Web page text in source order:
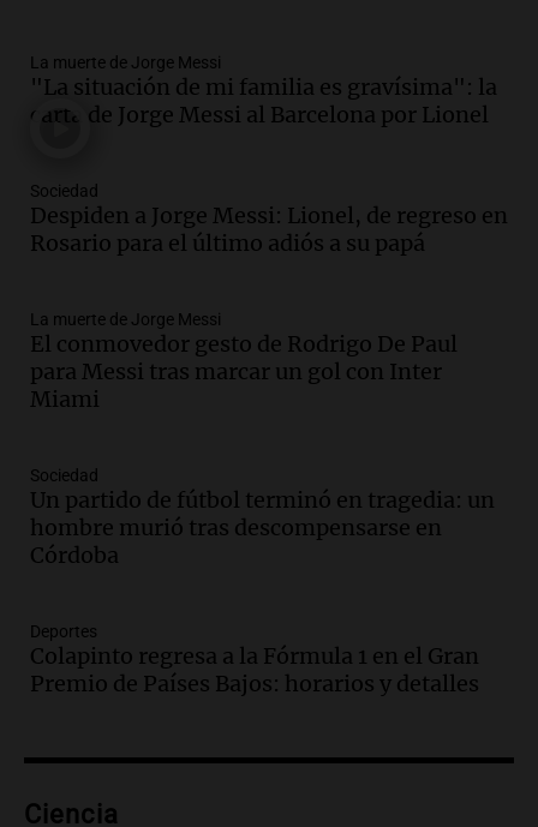
Audio.Tragedia en Mendoza: un muerto
y cinco heridos tras caer dos autos desde
un puente
Audio.Messi llegará esta noche a
Rosario para acompañar a su familia
Episodios
Audio.Ley de Propiedad Privada: el revés
en el Congreso expuso una debilidad
comunicacional del Gobierno
Episodios
Audio.Casabindo se prepara para una
celebración única: 30.000 turistas y el
tradicional Toreo de la Vincha
Audio. Borges, abogada de Pourrain:
"Tres hombres se lo llevaron para
hacerle preguntas y nunca regresó"
Episodios
metros del río Suquía y retiraron hasta
La muerte de Jorge Messi
"La situación de mi familia es gravísima": la
carta de Jorge Messi al Barcelona por Lionel
Sociedad
Despiden a Jorge Messi: Lionel, de regreso en
Rosario para el último adiós a su papá
La muerte de Jorge Messi
El conmovedor gesto de Rodrigo De Paul
para Messi tras marcar un gol con Inter
Miami
Sociedad
Un partido de fútbol terminó en tragedia: un
hombre murió tras descompensarse en
Córdoba
Deportes
Colapinto regresa a la Fórmula 1 en el Gran
Premio de Países Bajos: horarios y detalles
Ciencia